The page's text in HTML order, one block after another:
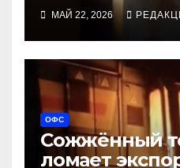
вертолётный
МАЙ 22, 2026
ОФС
Сожжённый
ломает